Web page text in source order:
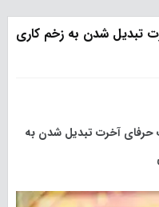
تبدیل شدن به زخم کاری
حرفای آخرت تبدیل شدن به